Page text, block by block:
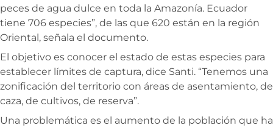
peces de agua dulce en toda la Amazonía. Ecuador
tiene 706 especies”, de las que 620 están en la región
Oriental, señala el documento.
El objetivo es conocer el estado de estas especies para
establecer límites de captura, dice Santi. “Tenemos una
zonificación del territorio con áreas de asentamiento, de
caza, de cultivos, de reserva”.
Una problemática es el aumento de la población que ha